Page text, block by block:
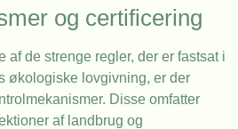
og certificering
af de strenge regler, der er fastsat i
økologiske lovgivning, er der
Disse omfatter
af landbrug og